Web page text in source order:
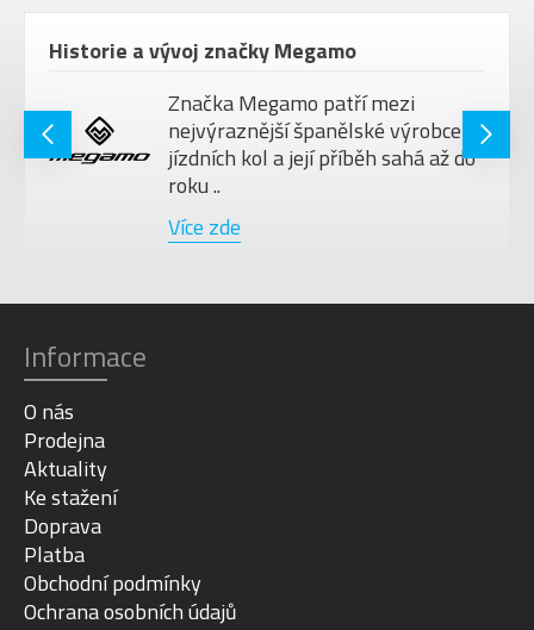
Historie a vývoj značky Megamo
Značka Megamo patří mezi
nejvýraznější španělské výrobce
jízdních kol a její příběh sahá až do
roku ..
Více zde
Informace
O nás
Prodejna
Aktuality
Ke stažení
Doprava
Platba
Obchodní podmínky
Ochrana osobních údajů